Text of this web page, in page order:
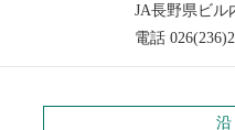
JA長野県ビル
電話